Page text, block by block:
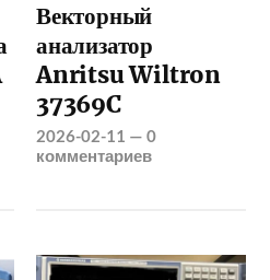
Векторный
анализатор
Anritsu Wiltron
37369C
2026-02-11 —0
комментариев